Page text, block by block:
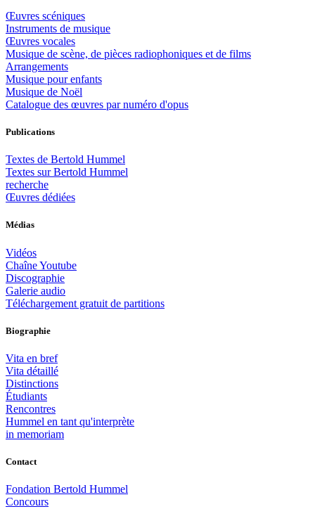
Œuvres scéniques
Instruments de musique
Œuvres vocales
Musique de scène, de pièces radiophoniques et de films
Arrangements
Musique pour enfants
Musique de Noël
Catalogue des œuvres par numéro d'opus
Publications
Textes de Bertold Hummel
Textes sur Bertold Hummel
recherche
Œuvres dédiées
Médias
Vidéos
Chaîne Youtube
Discographie
Galerie audio
Téléchargement gratuit de partitions
Biographie
Vita en bref
Vita détaillé
Distinctions
Étudiants
Rencontres
Hummel en tant qu'interprète
in memoriam
Contact
Fondation Bertold Hummel
Concours